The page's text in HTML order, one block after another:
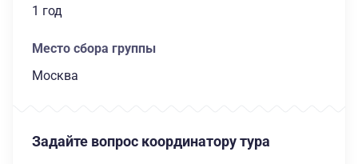
1 год
Место сбора группы
Москва
Задайте вопрос координатору тура